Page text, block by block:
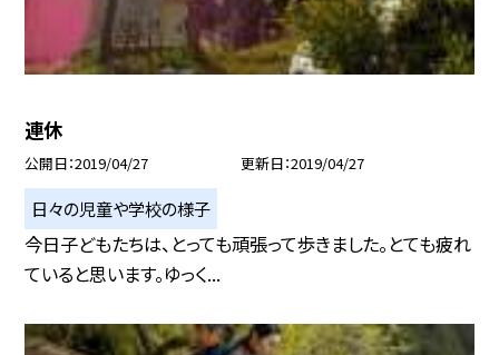
連休
公開日 2019/04/27 更新日 2019/04/27
日々の児童や学校の様子
今日子どもたちは、とっても頑張って歩きました。とても疲れ
ていると思います。ゆっく...